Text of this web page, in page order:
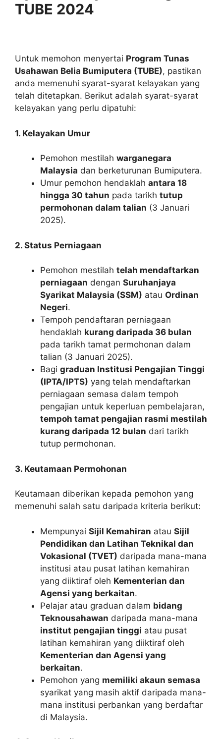
TUBE 2024
Untuk memohon menyertai Program Tunas
Usahawan Belia Bumiputera (TUBE), pastikan
anda memenuhi syarat-syarat kelayakan yang
telah ditetapkan. Berikut adalah syarat-syarat
kelayakan yang perlu dipatuhi:
1. Kelayakan Umur
Pemohon mestilah warganegara
Malaysia dan berketurunan Bumiputera.
Umur pemohon hendaklah antara 18
hingga 30 tahun pada tarikh tutup
permohonan dalam talian (3 Januari
2025).
2. Status Perniagaan
Pemohon mestilah telah mendaftarkan
perniagaan dengan Suruhanjaya
Syarikat Malaysia (SSM) atau Ordinan
Negeri.
Tempoh pendaftaran perniagaan
hendaklah kurang daripada 36 bulan
pada tarikh tamat permohonan dalam
talian (3 Januari 2025).
Bagi graduan Institusi Pengajian Tinggi
(IPTA/IPTS) yang telah mendaftarkan
perniagaan semasa dalam tempoh
pengajian untuk keperluan pembelajaran,
tempoh tamat pengajian rasmi mestilah
kurang daripada 12 bulan dari tarikh
tutup permohonan.
3. Keutamaan Permohonan
Keutamaan diberikan kepada pemohon yang
memenuhi salah satu daripada kriteria berikut:
Mempunyai Sijil Kemahiran atau Sijil
Pendidikan dan Latihan Teknikal dan
Vokasional (TVET) daripada mana-mana
institusi atau pusat latihan kemahiran
yang diiktiraf oleh Kementerian dan
Agensi yang berkaitan.
Pelajar atau graduan dalam bidang
Teknousahawan daripada mana-mana
institut pengajian tinggi atau pusat
latihan kemahiran yang diiktiraf oleh
Kementerian dan Agensi yang
berkaitan.
Pemohon yang memiliki akaun semasa
syarikat yang masih aktif daripada mana-
mana institusi perbankan yang berdaftar
di Malaysia.